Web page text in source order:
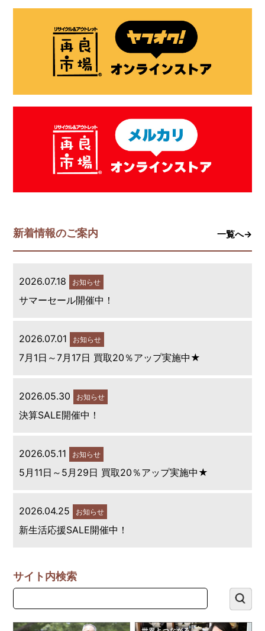
新着情報のご案内 一覧へ→
2026.07.18 お知らせ
サマーセール開催中！
2026.07.01 お知らせ
7月1日～7月17日 買取20％アップ実施中★
2026.05.30 お知らせ
決算SALE開催中！
2026.05.11 お知らせ
5月11日～5月29日 買取20％アップ実施中★
2026.04.25 お知らせ
新生活応援SALE開催中！
サイト内検索